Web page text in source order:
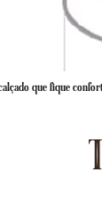
que fique